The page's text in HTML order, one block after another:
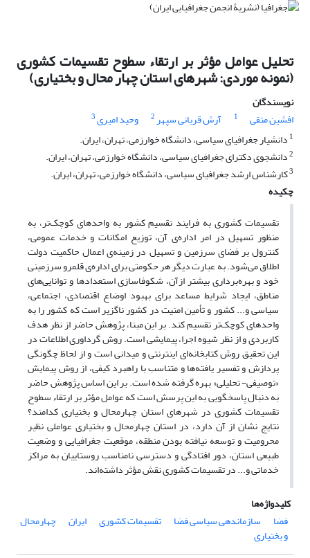
تحلیل عوامل مؤثر بر ارتقاء سطوح تقسیمات کشوری
(نمونه موردی: شهرهای استان چهار محال و بختیاری)
نویسندگان
افشین متقی
1 آرش قربانی سپهر2 وحید امیری3
1 دانشیار جغرافیای سیاسی، دانشگاه خوارزمی، تهران، ایران.
2دانشجوی دکترای جغرافیای سیاسی، دانشگاه خوارزمی، تهران، ایران.
3کارشناس ارشد جغرافیای سیاسی، دانشگاه خوارزمی، تهران، ایران.
چکیده
تقسیمات کشوری به فرایند تقسیم کشور به واحدهای کوچک‌تر، به
منظور تسهیل در امر اداره‌ی آن، توزیع امکانات و خدمات عمومی،
کنترول بر فضای سرزمین و تسهیل در زمینه‌ی اعمال حاکمیت دولت
اطلاق می‌شود. به عبارت دیگر هر حکومتی برای اداره‌ی قلمرو سرزمینی
خود و بهره‌برداری بیشتر ازآن، شکوفاسازی استعدادها و توانایی‌های
مناطق، ایجاد شرایط مساعد برای بهبود اوضاع اقتصادی، اجتماعی،
سیاسی و... کشور و تأمین امنیت در کشور ناگزیر است که کشور را به
واحدهای کوچک‌تر تقسیم کند. بر این مبنا، پژوهش حاضر از نظر هدف
کاربردی و از نظر شیوه اجرا، پیمایشی است. روش گرداوری اطلاعات در
این تحقیق روش کتابخانه‌ای اینترنتی و میدانی است و از لحاظ چگونگی
پردازش و تفسیر یافته‌ها و متناسب با راهبرد کیفی، از روش پیمایش
«توصیفی- تحلیلی» بهره گرفته شده است. بر این اساس پژوهش حاضر
به دنبال پاسخگویی به این پرسش است که عوامل مؤثر بر ارتقاء سطوح
تقسیمات کشوری در شهرهای استان چهارمحال و بختیاری کدامند؟
نتایج نشان از آن دارد، در استان چهارمحال و بختیاری عواملی نظیر
محرومیت و توسعه نیافته بودن منطقه، موقعیت جغرافیایی و وضعیت
طبیعی استان، دور افتادگی و دسترسی نامناسب روستاییان به مراکز
خدماتی و... در تقسیمات کشوری نقش مؤثر داشته‌اند.
کلیدواژه‌ها
فضا
سازماندهی سیاسی فضا تقسیمات کشوری ایران چهارمحال
و بختیاری